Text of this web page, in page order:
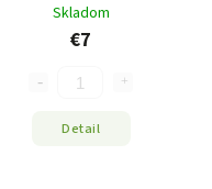
Skladom
€7
Detail